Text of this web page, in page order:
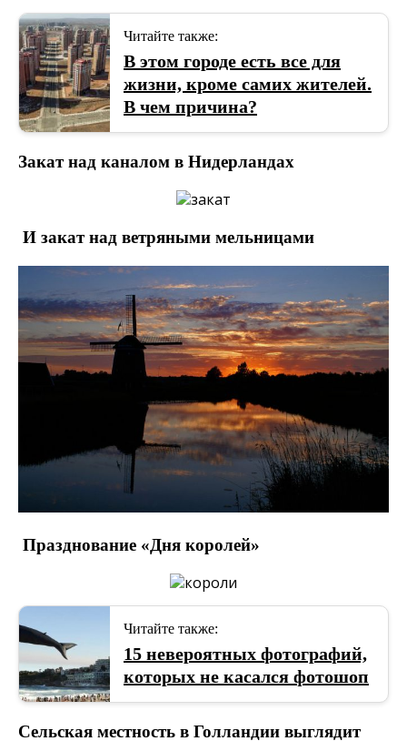
Читайте также:
В этом городе есть все для
жизни, кроме самих жителей.
В чем причина?
Закат над каналом в Нидерландах
И закат над ветряными мельницами
Празднование «Дня королей»
Читайте также:
15 невероятных фотографий,
которых не касался фотошоп
Сельская местность в Голландии выглядит